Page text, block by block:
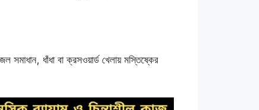
সমাধান, ধাঁধা বা ক্রসওয়ার্ড খেলায় মস্তিষ্কের